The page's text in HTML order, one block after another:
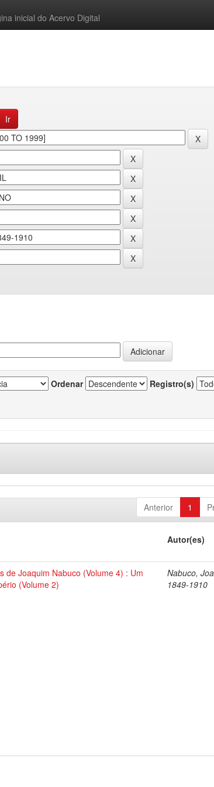
inicial do Acervo Digital
Ordenar Registro(s)
Anterior 1
Autor(es)
de Joaquim Nabuco (Volume 4) : Um
(Volume 2)
Nabuco,
1849-1910